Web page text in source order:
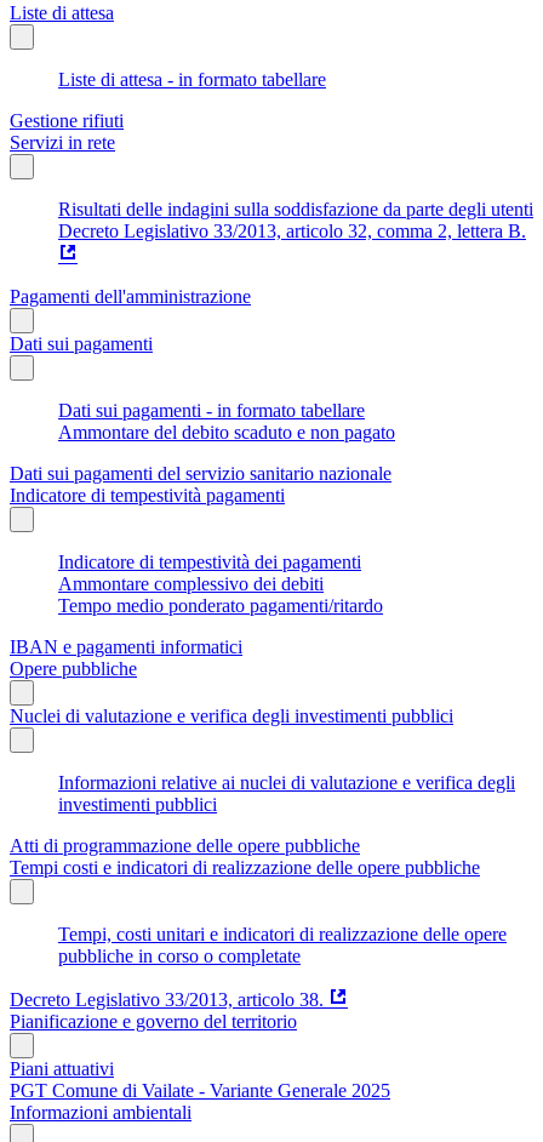
Liste di attesa
Liste di attesa - in formato tabellare
Gestione rifiuti
Servizi in rete
Risultati delle indagini sulla soddisfazione da parte degli utenti
Decreto Legislativo 33/2013, articolo 32, comma 2, lettera B.
Pagamenti dell'amministrazione
Dati sui pagamenti
Dati sui pagamenti - in formato tabellare
Ammontare del debito scaduto e non pagato
Dati sui pagamenti del servizio sanitario nazionale
Indicatore di tempestività pagamenti
Indicatore di tempestività dei pagamenti
Ammontare complessivo dei debiti
Tempo medio ponderato pagamenti/ritardo
IBAN e pagamenti informatici
Opere pubbliche
Nuclei di valutazione e verifica degli investimenti pubblici
Informazioni relative ai nuclei di valutazione e verifica degli
investimenti pubblici
Atti di programmazione delle opere pubbliche
Tempi costi e indicatori di realizzazione delle opere pubbliche
Tempi, costi unitari e indicatori di realizzazione delle opere
pubbliche in corso o completate
Decreto Legislativo 33/2013, articolo 38.
Pianificazione e governo del territorio
Piani attuativi
PGT Comune di Vailate - Variante Generale 2025
Informazioni ambientali